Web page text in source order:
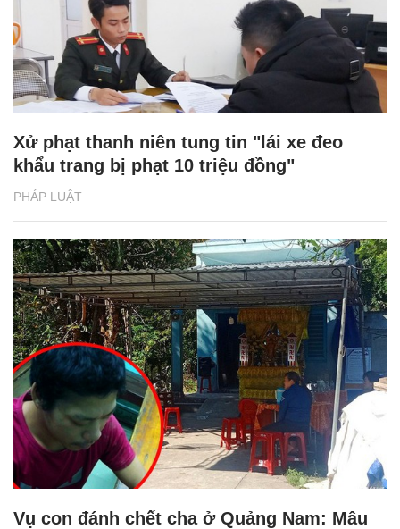
PHÁP LUẬT
Xử phạt thanh niên tung tin "lái xe đeo
khẩu trang bị phạt 10 triệu đồng"
Vụ con đánh chết cha ở Quảng Nam: Mâu